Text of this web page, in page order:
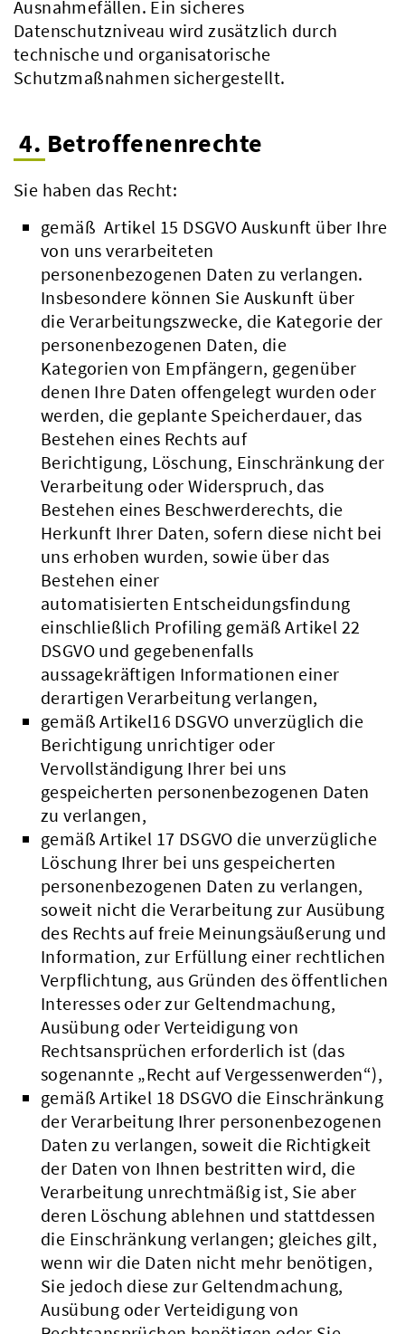
Ausnahmefällen. Ein sicheres
Datenschutzniveau wird zusätzlich durch
technische und organisatorische
Schutzmaßnahmen sichergestellt.
4. Betroffenenrechte
Sie haben das Recht:
gemäß Artikel 15 DSGVO Auskunft über Ihre
von uns verarbeiteten
personenbezogenen Daten zu verlangen.
Insbesondere können Sie Auskunft über
die Verarbeitungszwecke, die Kategorie der
personenbezogenen Daten, die
Kategorien von Empfängern, gegenüber
denen Ihre Daten offengelegt wurden oder
werden, die geplante Speicherdauer, das
Bestehen eines Rechts auf
Berichtigung, Löschung, Einschränkung der
Verarbeitung oder Widerspruch, das
Bestehen eines Beschwerderechts, die
Herkunft Ihrer Daten, sofern diese nicht bei
uns erhoben wurden, sowie über das
Bestehen einer
automatisierten Entscheidungsfindung
einschließlich Profiling gemäß Artikel 22
DSGVO und gegebenenfalls
aussagekräftigen Informationen einer
derartigen Verarbeitung verlangen,
gemäß Artikel16 DSGVO unverzüglich die
Berichtigung unrichtiger oder
Vervollständigung Ihrer bei uns
gespeicherten personenbezogenen Daten
zu verlangen,
gemäß Artikel 17 DSGVO die unverzügliche
Löschung Ihrer bei uns gespeicherten
personenbezogenen Daten zu verlangen,
soweit nicht die Verarbeitung zur Ausübung
des Rechts auf freie Meinungsäußerung und
Information, zur Erfüllung einer rechtlichen
Verpflichtung, aus Gründen des öffentlichen
Interesses oder zur Geltendmachung,
Ausübung oder Verteidigung von
Rechtsansprüchen erforderlich ist (das
sogenannte „Recht auf Vergessenwerden“),
gemäß Artikel 18 DSGVO die Einschränkung
der Verarbeitung Ihrer personenbezogenen
Daten zu verlangen, soweit die Richtigkeit
der Daten von Ihnen bestritten wird, die
Verarbeitung unrechtmäßig ist, Sie aber
deren Löschung ablehnen und stattdessen
die Einschränkung verlangen; gleiches gilt,
wenn wir die Daten nicht mehr benötigen,
Sie jedoch diese zur Geltendmachung,
Ausübung oder Verteidigung von